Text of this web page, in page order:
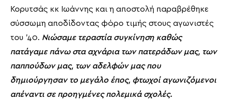
Κορυτσάς κκ Ιωάννης και η αποστολή παραβρέθηκε
σύσσωμη αποδίδοντας φόρο τιμής στους αγωνιστές
του ’40. Νιώσαμε τεραστία συγκίνηση καθώς
πατάγαμε πάνω στα αχνάρια των πατεράδων μας, των
παππούδων μας, των αδελφών μας που
δημιούργησαν το μεγάλο έπος, φτωχοί αγωνιζόμενοι
απέναντι σε προηγμένες πολεμικά σχολές.